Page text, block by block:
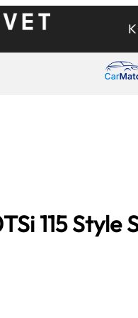
TSi 115 Style